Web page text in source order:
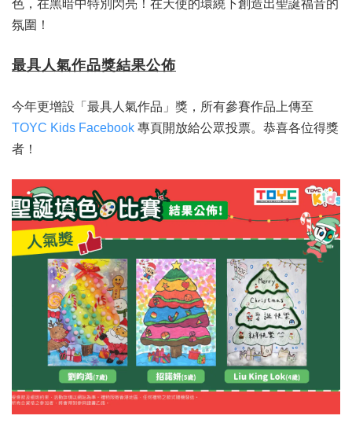
色，在黑暗中特別閃亮！在天使的環繞下創造出聖誕福音的
氛圍！
最具人氣作品獎結果公佈
今年更增設「最具人氣作品」獎，所有參賽作品上傳至
TOYC Kids Facebook 專頁開放給公眾投票。恭喜各位得獎
者！